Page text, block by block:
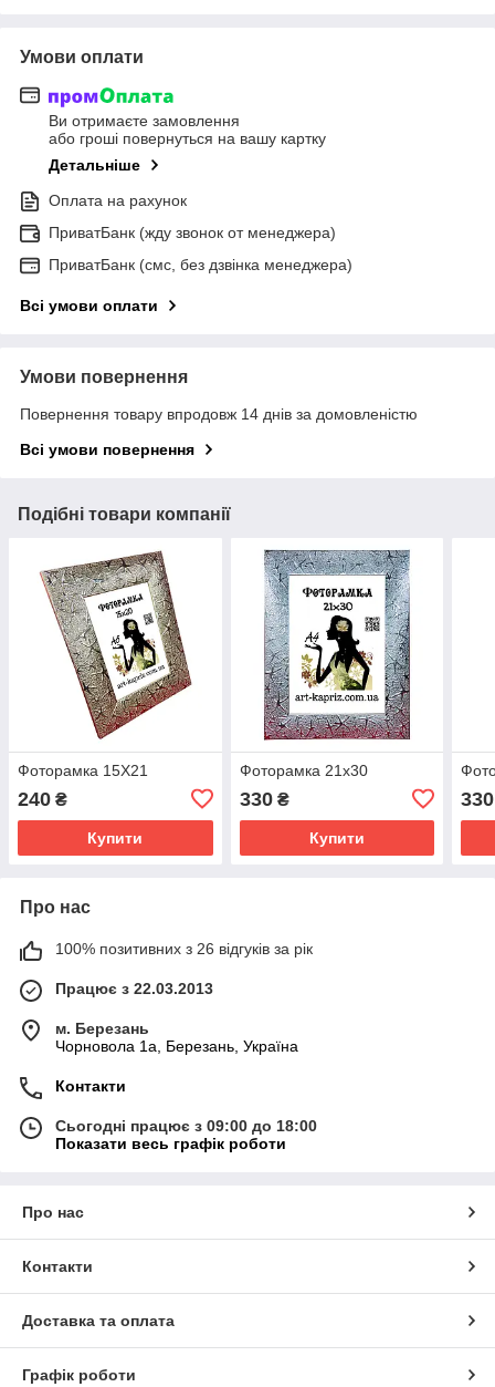
Умови оплати
Ви отримаєте замовлення
або гроші повернуться на вашу картку
Детальніше
Оплата на рахунок
ПриватБанк (жду звонок от менеджера)
ПриватБанк (смс, без дзвінка менеджера)
Всі умови оплати
Умови повернення
Повернення товару впродовж 14 днів за домовленістю
Всі умови повернення
Подібні товари компанії
Фоторамка 15Х21
240 ₴
Купити
Фоторамка 21х30
330₴
Купити
330
Про нас
100% позитивних з 26 відгуків за рік
Працює з 22.03.2013
м. Березань
Чорновола 1а, Березань, Україна
Контакти
Сьогодні працює з 09:00 до 18:00
Показати весь графік роботи
Про нас
Контакти
Доставка та оплата
Графік роботи